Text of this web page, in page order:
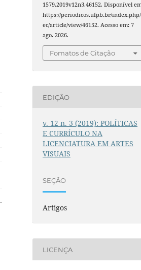
1579.2019v12n3.46152. Disponível
https://periodicos.ufpb.br/
ec/article/view/46152. Acesso em: 7
ago. 2026.
Fomatos de Citação
EDIÇÃO
v. 12 n. 3 (2019): POLÍTICAS
E CURRÍCULO NA
LICENCIATURA EM ARTES
VISUAIS
SEÇÃO
Artigos
LICENÇA